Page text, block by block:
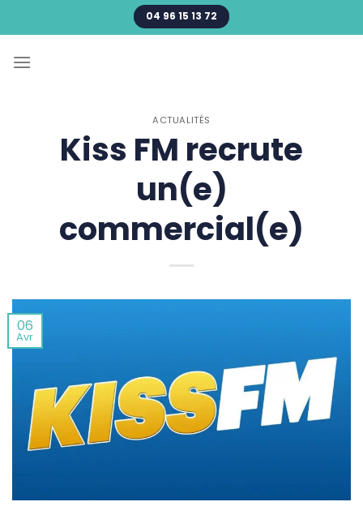
au
04 96 15 13 72
ACTUALITÉS
Kiss FM recrute
un(e)
commercial(e)
06
Avr